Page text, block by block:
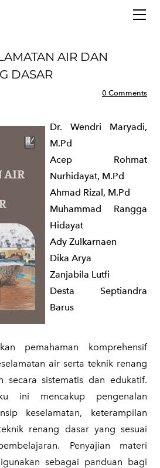
AIR DAN
DASAR
0 Comments
Dr. Wendri Maryadi,
M.Pd
Acep Rohmat
Nurhidayat, M.Pd
Ahmad Rizal, M.Pd
Muhammad Rangga
Hidayat
Ady Zulkarnaen
Dika Arya
Zanjabila Lutfi
Desta Septiandra
Barus
pemahaman komprehensif
air serta teknik renang
secara sistematis dan edukatif.
ini mencakup pengenalan
keselamatan, keterampilan
renang dasar yang sesuai
Penyajian materi
sebagai panduan bagi